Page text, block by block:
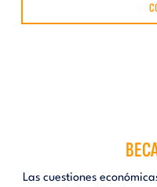
Las cuestiones